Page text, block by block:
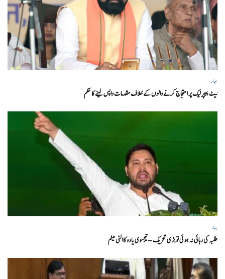
بہار
نیٹ پیپر لیک پر احتجاج کرنے والوں کے خلاف مقدمات واپس لینے کا حکم
بہار
طلبہ کی رہائی نہ ہوئی تو بڑی تحریک – تیجسوی یادو کا الٹی میٹم